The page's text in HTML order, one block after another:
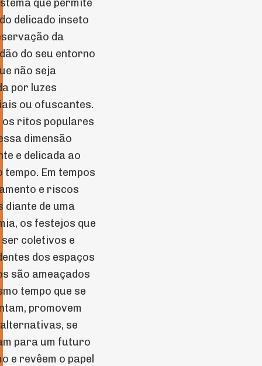
que permite
delicado inseto
da
do seu entorno
não seja
por luzes
ou ofuscantes.
os ritos populares
dimensão
e delicada ao
tempo. Em tempos
e riscos
diante de uma
os festejos que
ser coletivos e
dos espaços
são ameaçados
tempo que se
promovem
se
para um futuro
e revêem o papel